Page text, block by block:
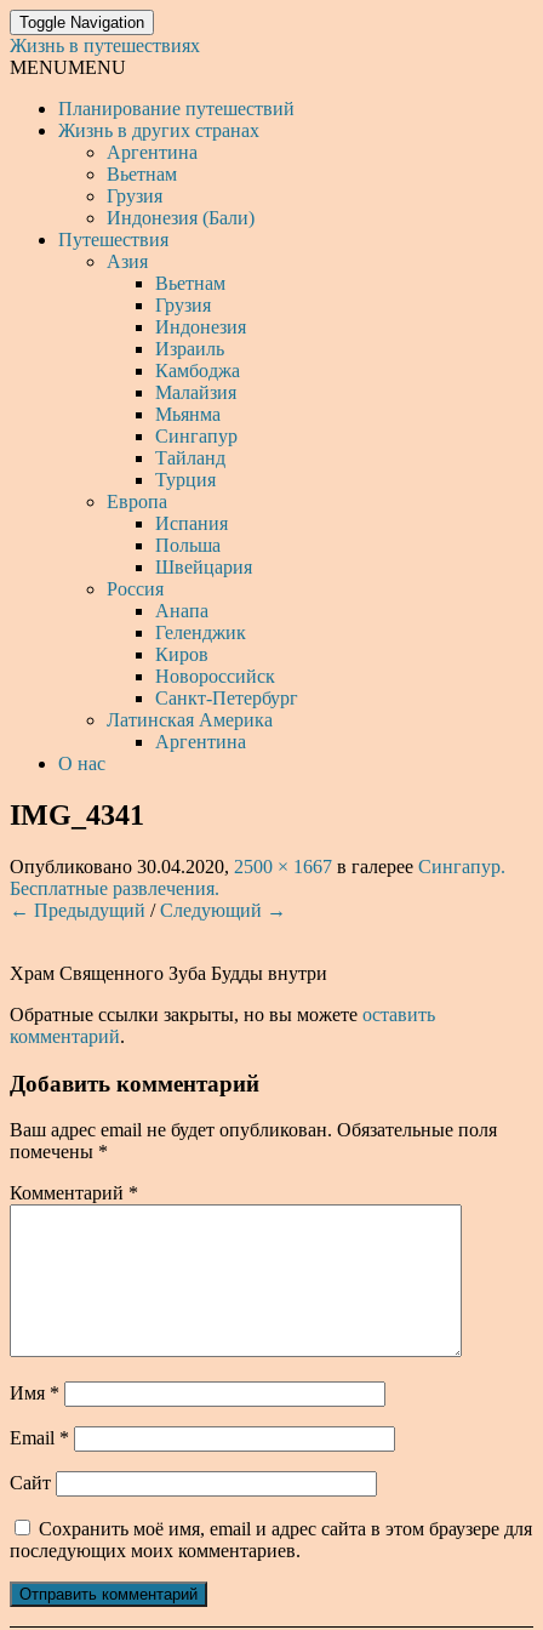
Toggle Navigation
Жизнь в путешествиях
MENUMENU
Планирование путешествий
Жизнь в других странах
Аргентина
Вьетнам
Грузия
Индонезия (Бали)
Путешествия
Азия
Вьетнам
Грузия
Индонезия
Израиль
Камбоджа
Малайзия
Мьянма
Сингапур
Тайланд
Турция
Европа
Испания
Польша
Швейцария
Россия
Анапа
Геленджик
Киров
Новороссийск
Санкт-Петербург
Латинская Америка
Аргентина
О нас
IMG_4341
Опубликовано 30.04.2020, 2500 × 1667 в галерее Сингапур.
Бесплатные развлечения.
← Предыдущий /Следующий →
Храм Священного Зуба Будды внутри
Обратные ссылки закрыты, но вы можете оставить
комментарий.
Добавить комментарий
Ваш адрес email не будет опубликован. Обязательные поля
помечены *
Комментарий *
Имя *
Email *
Сайт
Сохранить моё имя, email и адрес сайта в этом браузере для
последующих моих комментариев.